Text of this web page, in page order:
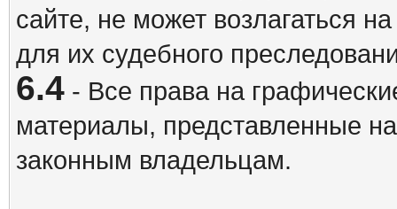
сайте, не может возлагаться
для их судебного
6.4- Все права на
материалы, представленные
законным владельцам.